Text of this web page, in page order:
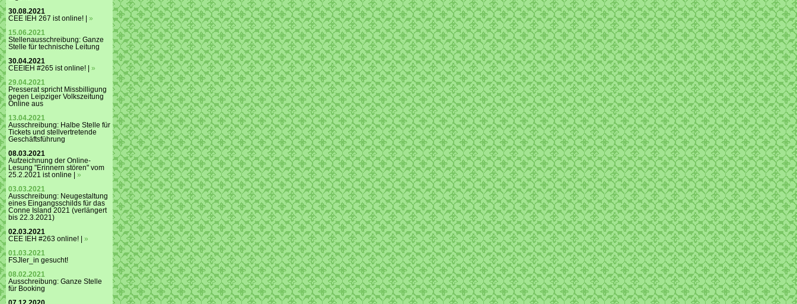
30.08.2021
CEE IEH 267 ist online! | »
15.06.2021
Stellenausschreibung: Ganze
Stelle für technische Leitung
30.04.2021
CEEIEH #265 ist online! | »
29.04.2021
Presserat spricht Missbilligung
gegen Leipziger Volkszeitung
Online aus
13.04.2021
Ausschreibung: Halbe Stelle für
Tickets und stellvertretende
Geschäftsführung
08.03.2021
Aufzeichnung der Online-
Lesung "Erinnern stören" vom
25.2.2021 ist online | »
03.03.2021
Ausschreibung: Neugestaltung
eines Eingangsschilds für das
Conne Island 2021 (verlängert
bis 22.3.2021)
02.03.2021
CEE IEH #263 online! | »
01.03.2021
FSJler_in gesucht!
08.02.2021
Ausschreibung: Ganze Stelle
für Booking